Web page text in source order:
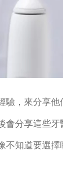
驗，來分享他
會分享這些牙
不知道要選擇